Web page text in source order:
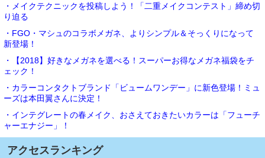
・メイクテクニックを投稿しよう！「二重メイクコンテスト」締め切
り迫る
・FGO・マシュのコラボメガネ、よりシンプル＆そっくりになって
新登場！
・【2018】好きなメガネを選べる！スーパーお得なメガネ福袋をチ
ェック！
・カラーコンタクトブランド「ビュームワンデー」に新色登場！ミュ
ーズは本田翼さんに決定！
・インテグレートの春メイク、おさえておきたいカラーは「フューチ
ャーエナジー」！
アクセスランキング